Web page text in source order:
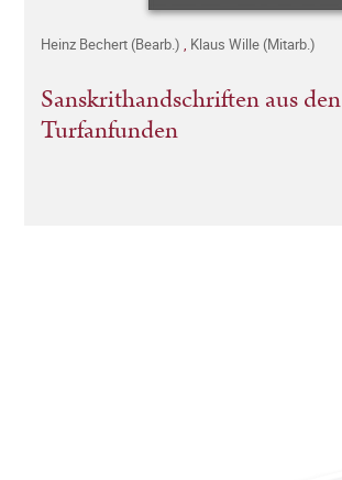
Heinz Bechert (Bearb.) , Klaus Wille (Mitarb.)
Sanskrithandschriften aus den
Turfanfunden